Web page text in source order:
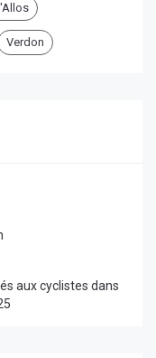
Verdon
aux cyclistes dans